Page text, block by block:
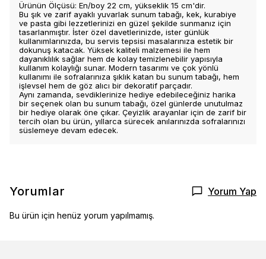
Ürünün Ölçüsü: En/boy 22 cm, yükseklik 15 cm'dir.
Bu şık ve zarif ayaklı yuvarlak sunum tabağı, kek, kurabiye
ve pasta gibi lezzetlerinizi en güzel şekilde sunmanız için
tasarlanmıştır. İster özel davetlerinizde, ister günlük
kullanımlarınızda, bu servis tepsisi masalarınıza estetik bir
dokunuş katacak. Yüksek kaliteli malzemesi ile hem
dayanıklılık sağlar hem de kolay temizlenebilir yapısıyla
kullanım kolaylığı sunar. Modern tasarımı ve çok yönlü
kullanımı ile sofralarınıza şıklık katan bu sunum tabağı, hem
işlevsel hem de göz alıcı bir dekoratif parçadır.
Aynı zamanda, sevdiklerinize hediye edebileceğiniz harika
bir seçenek olan bu sunum tabağı, özel günlerde unutulmaz
bir hediye olarak öne çıkar. Çeyizlik arayanlar için de zarif bir
tercih olan bu ürün, yıllarca sürecek anılarınızda sofralarınızı
süslemeye devam edecek.
Yorumlar Yorum Yap
Bu ürün için henüz yorum yapılmamış.